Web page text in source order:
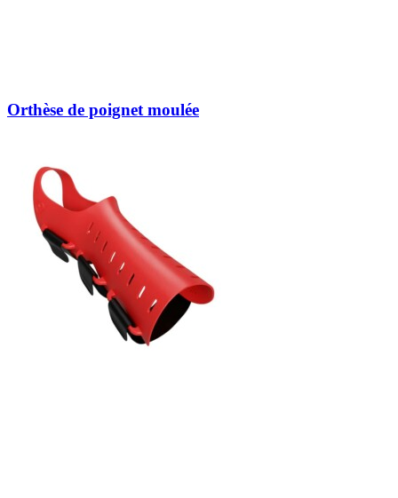
Orthèse de poignet moulée